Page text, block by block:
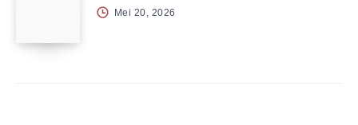
Mei 20, 2026